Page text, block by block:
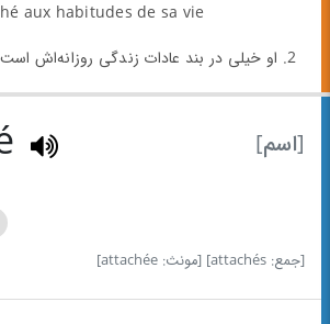
aux habitudes de sa vie
2. او خیلی در بند عادات زندگی روزانه‌اش است.
[اسم]
[جمع: attachés]
[مونث: attachée]